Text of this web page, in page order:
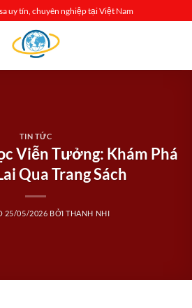
uy tín, chuyên nghiệp tại Việt Nam
TIN TỨC
Viễn Tưởng: Khám Phá
Qua Trang Sách
25/05/2026 BỞITHANH NHI